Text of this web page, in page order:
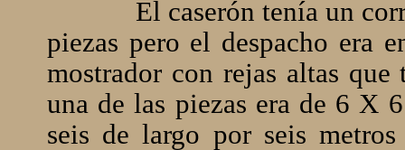
El caserón tenía un
piezas pero el despacho era
mostrador con rejas altas que
una de las piezas era de 6 X
seis de largo por seis